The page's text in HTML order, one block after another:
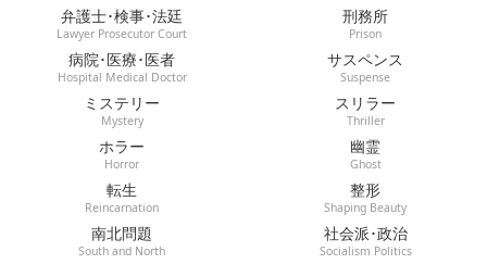
弁護士･検事･法廷
Lawyer Prosecutor Court
刑務所
Prison
病院･医療･医者
Hospital Medical Doctor
サスペンス
Suspense
ミステリー
Mystery
スリラー
Thriller
ホラー
Horror
幽霊
Ghost
転生
Reincarnation
整形
Shaping Beauty
南北問題
South and North
社会派･政治
Socialism Politics